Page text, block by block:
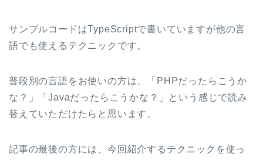
サンプルコードはTypeScriptで書いていますが他の言
語でも使えるテクニックです。
普段別の言語をお使いの方は、「PHPだったらこうか
な？」「Javaだったらこうかな？」という感じで読み
替えていただけたらと思います。
記事の最後の方には、今回紹介するテクニックを使っ